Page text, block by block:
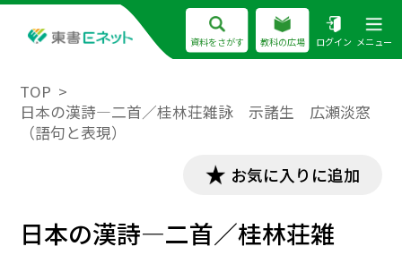
資料をさがす 教科の広場 ログイン メニュー
TOP
日本の漢詩―二首／桂林荘雑詠 示諸生 広瀬淡窓
（語句と表現）
お気に入りに追加
日本の漢詩―二首／桂林荘雑